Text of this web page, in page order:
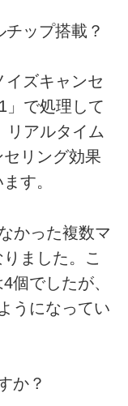
ップ搭載？
ズキャンセ
」で処理して
リアルタイム
リング効果
す。
かった複数マ
ました。こ
個でしたが、
うになってい
か？